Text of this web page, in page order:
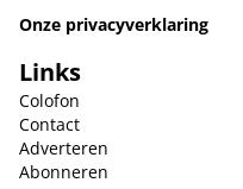
Onze privacyverklaring
Links
Colofon
Contact
Adverteren
Abonneren